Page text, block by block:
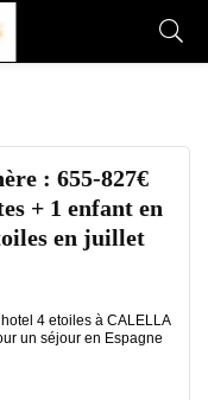
: 655-827€
+ 1 enfant en
en juillet
4 etoiles à CALELLA
un séjour en Espagne